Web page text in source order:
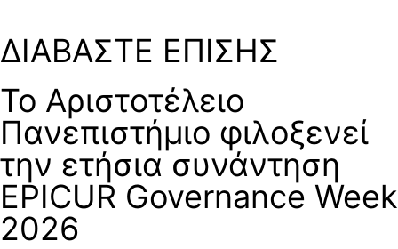
ΔΙΑΒΑΣΤΕ ΕΠΙΣΗΣ
Το Αριστοτέλειο
Πανεπιστήμιο φιλοξενεί
την ετήσια συνάντηση
EPICUR Governance Week
2026